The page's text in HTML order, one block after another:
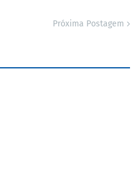
Próxima Postagem